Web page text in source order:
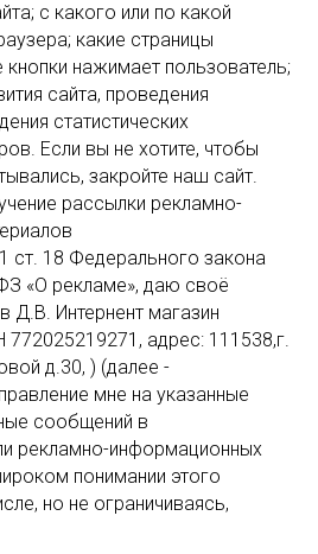
с какого или по какой
какие страницы
кнопки нажимает пользователь;
сайта, проведения
статистических
Если вы не хотите, чтобы
закройте наш сайт.
рассылки рекламно-
ст. 18 Федерального закона
«О рекламе», даю своё
Интернент магазин
адрес: 111538,г.
д.30, ) (далее -
мне на указанные
сообщений в
рекламно-информационных
понимании этого
но не ограничиваясь,